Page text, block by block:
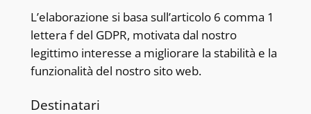
L’elaborazione si basa sull’articolo 6 comma 1
lettera f del GDPR, motivata dal nostro
legittimo interesse a migliorare la stabilità e la
funzionalità del nostro sito web.
Destinatari